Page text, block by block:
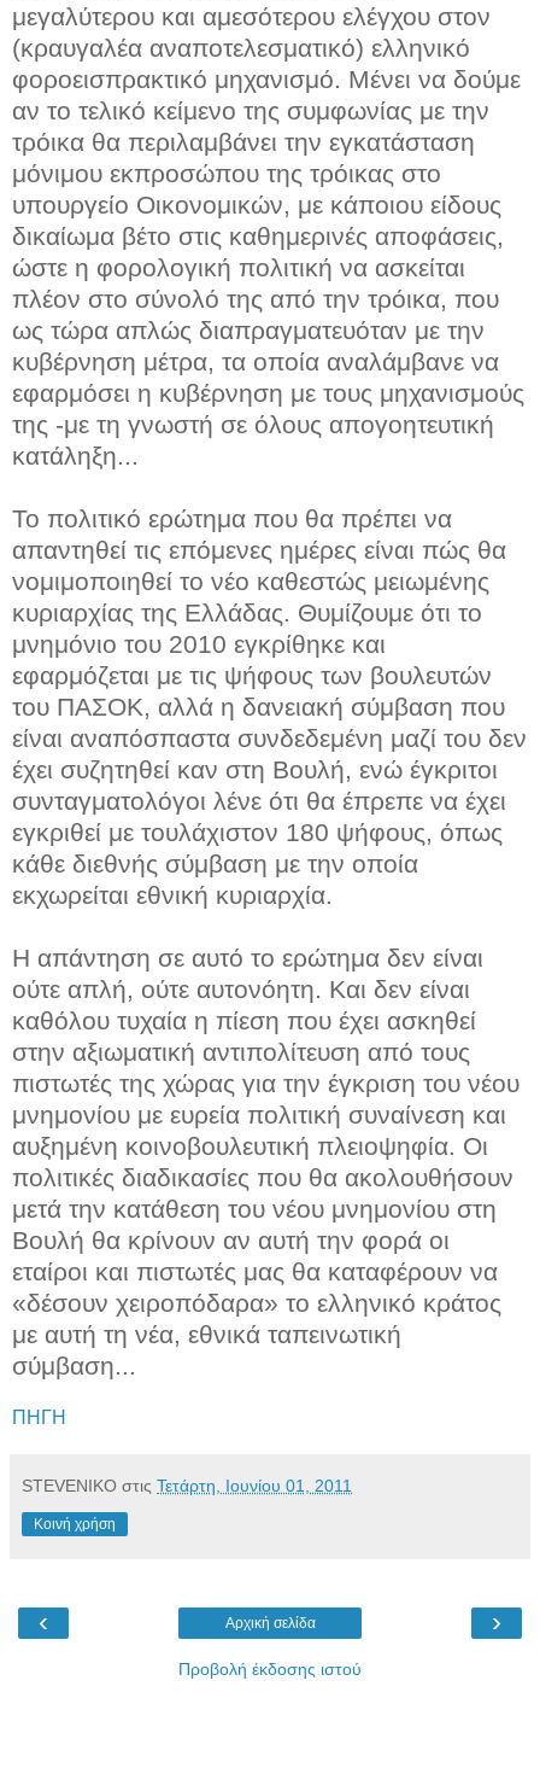
μεγαλύτερου και αμεσότερου ελέγχου στον
(κραυγαλέα αναποτελεσματικό) ελληνικό
φοροεισπρακτικό μηχανισμό. Μένει να δούμε
αν το τελικό κείμενο της συμφωνίας με την
τρόικα θα περιλαμβάνει την εγκατάσταση
μόνιμου εκπροσώπου της τρόικας στο
υπουργείο Οικονομικών, με κάποιου είδους
δικαίωμα βέτο στις καθημερινές αποφάσεις,
ώστε η φορολογική πολιτική να ασκείται
πλέον στο σύνολό της από την τρόικα, που
ως τώρα απλώς διαπραγματευόταν με την
κυβέρνηση μέτρα, τα οποία αναλάμβανε να
εφαρμόσει η κυβέρνηση με τους μηχανισμούς
της -με τη γνωστή σε όλους απογοητευτική
κατάληξη...
Το πολιτικό ερώτημα που θα πρέπει να
απαντηθεί τις επόμενες ημέρες είναι πώς θα
νομιμοποιηθεί το νέο καθεστώς μειωμένης
κυριαρχίας της Ελλάδας. Θυμίζουμε ότι το
μνημόνιο του 2010 εγκρίθηκε και
εφαρμόζεται με τις ψήφους των βουλευτών
του ΠΑΣΟΚ, αλλά η δανειακή σύμβαση που
είναι αναπόσπαστα συνδεδεμένη μαζί του δεν
έχει συζητηθεί καν στη Βουλή, ενώ έγκριτοι
συνταγματολόγοι λένε ότι θα έπρεπε να έχει
εγκριθεί με τουλάχιστον 180 ψήφους, όπως
κάθε διεθνής σύμβαση με την οποία
εκχωρείται εθνική κυριαρχία.
Η απάντηση σε αυτό το ερώτημα δεν είναι
ούτε απλή, ούτε αυτονόητη. Και δεν είναι
καθόλου τυχαία η πίεση που έχει ασκηθεί
στην αξιωματική αντιπολίτευση από τους
πιστωτές της χώρας για την έγκριση του νέου
μνημονίου με ευρεία πολιτική συναίνεση και
αυξημένη κοινοβουλευτική πλειοψηφία. Οι
πολιτικές διαδικασίες που θα ακολουθήσουν
μετά την κατάθεση του νέου μνημονίου στη
Βουλή θα κρίνουν αν αυτή την φορά οι
εταίροι και πιστωτές μας θα καταφέρουν να
«δέσουν χειροπόδαρα» το ελληνικό κράτος
με αυτή τη νέα, εθνικά ταπεινωτική
σύμβαση...
ΠΗΓΗ
STEVENIKO στις Τετάρτη, Ιουνίου 01, 2011
Κοινή χρήση
‹ ›
Αρχική σελίδα
Προβολή έκδοσης ιστού